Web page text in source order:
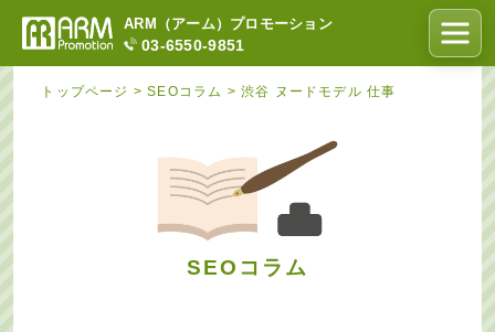
ARM（アーム）プロモーション
03-6550-9851
トップページ >SEOコラム >渋谷 ヌードモデル 仕事
SEOコラム